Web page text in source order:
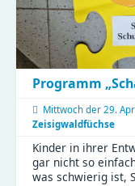
Programm
Mittwoch der 29.
Zeisigwaldfüchse
Kinder in ihrer
gar nicht so
was schwierig ist,